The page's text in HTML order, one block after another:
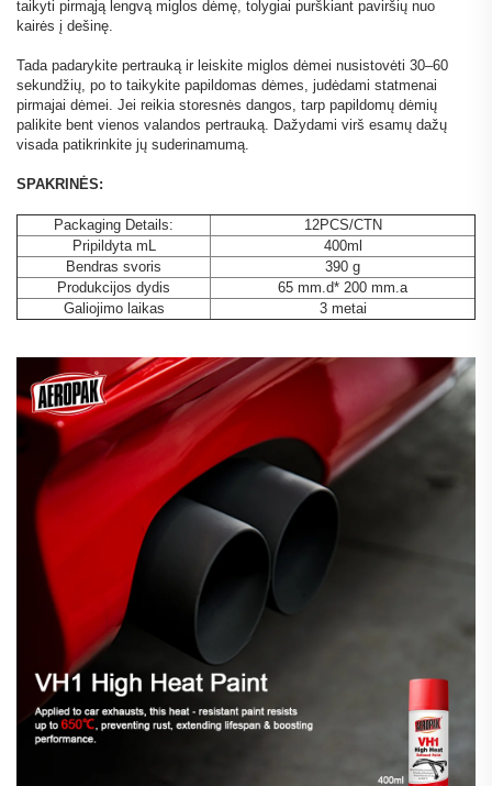
taikyti pirmąją lengvą miglos dėmę, tolygiai purškiant paviršių nuo
kairės į dešinę.
Tada padarykite pertrauką ir leiskite miglos dėmei nusistovėti 30–60
sekundžių, po to taikykite papildomas dėmes, judėdami statmenai
pirmajai dėmei. Jei reikia storesnės dangos, tarp papildomų dėmių
palikite bent vienos valandos pertrauką. Dažydami virš esamų dažų
visada patikrinkite jų suderinamumą.
SPAKRINĖS:
Packaging Details:
12PCS/CTN
Pripildyta mL
400ml
Bendras svoris
390 g
Produkcijos dydis
65 mm.d* 200 mm.a
Galiojimo laikas
3 metai